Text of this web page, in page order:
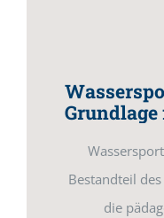
Bestandteil
die